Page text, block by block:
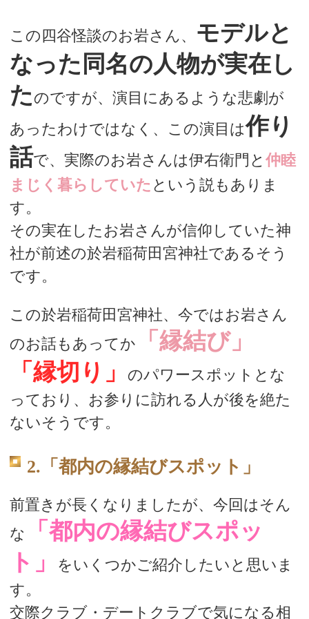
この四谷怪談のお岩さん、 モデルと
なった同名の人物が実在し
たのですが、演目にあるような悲劇が
あったわけではなく、この演目は作り
話で、実際のお岩さんは伊右衛門と 仲睦
まじく暮らしていた という説もありま
す。
その実在したお岩さんが信仰していた神
社が前述の於岩稲荷田宮神社であるそう
です。
この於岩稲荷田宮神社、今ではお岩さん
のお話もあってか
「縁結び」
「縁切り」
のパワースポットとな
っており、お参りに訪れる人が後を絶た
ないそうです。
2.「都内の縁結びスポット」
前置きが長くなりましたが、今回はそん
な
「都内の縁結びスポッ
ト」
をいくつかご紹介したいと思いま
す。
交際クラブ・デートクラブで気になる相